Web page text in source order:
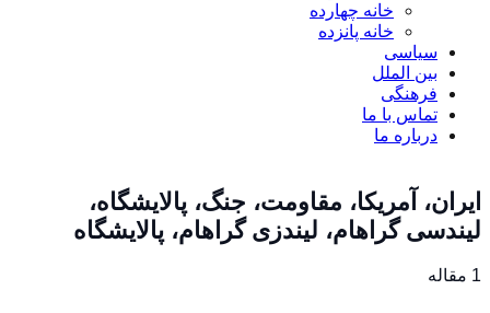
خانه چهارده
خانه پانزده
سیاسی
بین الملل
فرهنگی
تماس با ما
درباره ما
ایران، آمریکا، مقاومت، جنگ، پالایشگاه،
لیندسی گراهام، لیندزی گراهام، پالایشگاه
1 مقاله